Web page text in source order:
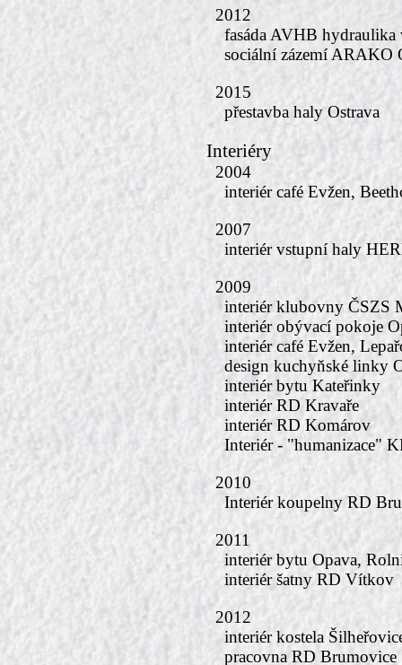
2012
fasáda AVHB
sociální zázemí ARAKO
2015
přestavba haly Ostrava
Interiéry
2004
interiér café Evžen,
2007
interiér vstupní haly
2009
interiér klubovny ČSZS
interiér obývací pokoje
interiér café Evžen,
design kuchyňské linky
interiér bytu Kateřinky
interiér RD Kravaře
interiér RD Komárov
Interiér - "humanizace"
2010
Interiér koupelny RD
2011
interiér bytu Opava,
interiér šatny RD Vítkov
2012
interiér kostela
pracovna RD Brumovice